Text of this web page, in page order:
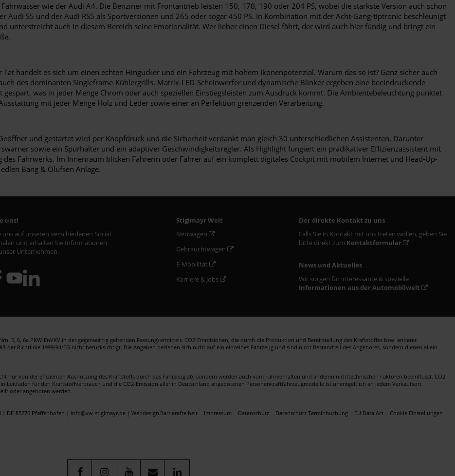
wie der Audi A4. Die Benziner mit Frontantrieb leisten 150, 170, 190 oder 204 PS, wobei die stärkste Version auch schon
Audi S5 und der Audi RS5 als Sportversionen und 265 oder sogar 450 PS. In Kombination mit der Acht-Gang-tiptronic beschleunigt
unterstreicht auch in diesem Bereich seine Emotionalität. Wer lieber einen Diesel fährt, der wird auch hier fündig und bringt ein
handelt es sich um einen echten Hingucker und ein Fahrzeug mit hohem Ikonenpotenzial. Warum das so ist? Ganz sicher auch
des dominanten Singleframe-Kühlergrills. Matrix-LED-Scheinwerfer und dynamische Blinker ergeben eine beeindruckende
was in jeder Menge Chrom oder auch speziellen Einstiegsleisten zum Ausdruck kommt. Die Ambientebeleuchtung punktet
mit jeder Menge Holz und Leder sowie einer an Perfektion grenzenden Verarbeitung.
und gestartet wird per Knopfdruck und die Sicherheit verdankt man gleich 30 unterschiedlichen Assistenten. Darunter
sowie ein Spurhalter und ein adaptiver Geschwindigkeitsregler. Als Highlight fungiert ein prädikativer Effizienzassistent mit
Fahrwerks. Im Innenraum blicken Fahrerin oder Fahrer auf ein komplett digitales Cockpit mit mobilem Internet und Head-Up-
Bang & Olufsen Anlage.
uns!
uns auf unseren verschiedenen Social
und erhalten Sie Informationen
Unternehmen.
Stiglmayr Welt
Neuwagen
Gebrauchtwagen
E-Mobilität
Karriere & Jobs
Der direkte Kontakt zu uns
Falls Sie in Kontakt mit uns treten wollen, gehen Sie
bitte direkt zum Kontaktformular
News und Aktuelles
Wir sorgen für interessante & spezielle
Informationen aus der Automobilwelt
5, 6, 6a PKW-EnVKV in der gegenwärtig geltenden Fassung) ermittelt. CO2-Emmisionen, die durch die Produktion und Bereitstellung des Kraftstoffes bzw. anderer
der Richtlinie 1999/94/EG nicht berücksichtigt. Die Angaben beziehen sich nicht auf ein einzelnes Fahrzeug und sind nicht Bestandteil des Angebotes, sondern dienen allein
nur von der effizienten Ausnutzung des Kraftstoffs durch das Fahrzeug ab, sondern werden auch vom Fahrverhalten und anderen nichttechnischen Faktoren beeinflusst. CO2
Leitfaden für den Kraftstoffverbrauch und die CO2-Emission aller in Deutschland angebotenen Personenkraftfahrzeugmodelle ist unentgeltlich an jedem Verkaufsort
oder angeboten werden.
Barrierefreiheit Impressum Datenschutz Datenschutz Terminbuchung EU Data Act Cookie Einstellungen
| DE-85276 Pfaffenhofen | info@vw-stiglmayr.de | Webdesign